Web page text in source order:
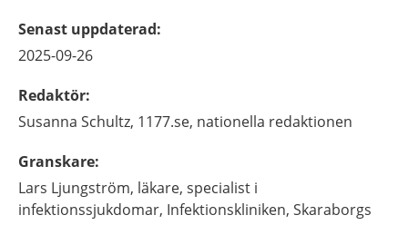
Senast uppdaterad:
2025-09-26
Redaktör:
Susanna Schultz, 1177.se, nationella redaktionen
Granskare:
Lars Ljungström, läkare, specialist i
infektionssjukdomar, Infektionskliniken, Skaraborgs